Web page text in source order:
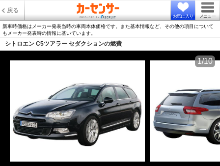
戻る
お気に入り メニュー
新車時価格はメーカー発表当時の車両本体価格です。また基本情報など、その他の項目について
もメーカー発表時の情報に基いています。
シトロエン C5ツアラー セダクションの燃費
1/10